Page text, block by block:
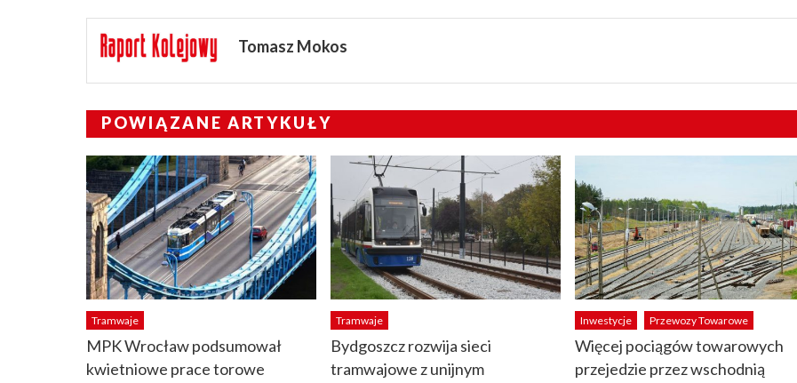
Tomasz Mokos
POWIĄZANE ARTYKUŁY
Tramwaje
MPK Wrocław podsumował
kwietniowe prace torowe
Tramwaje
Bydgoszcz rozwija sieci
tramwajowe z unijnym
Inwestycje Przewozy Towarowe
Więcej pociągów towarowych
przejedzie przez wschodnią